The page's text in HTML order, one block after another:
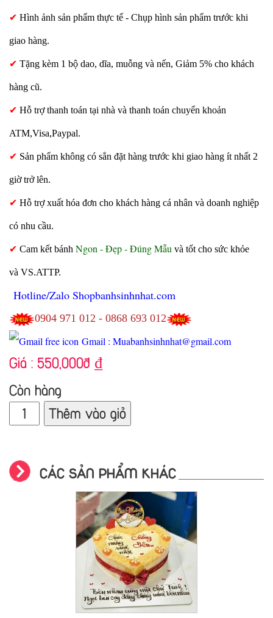
✔ Hình ảnh sản phẩm thực tế - Chụp hình sản phẩm trước khi
giao hàng.
✔ Tặng kèm 1 bộ dao, dĩa, muỗng và nến, Giảm 5% cho khách
hàng cũ.
✔ Hỗ trợ thanh toán tại nhà và thanh toán chuyển khoản
ATM,Visa,Paypal.
✔ Sản phẩm không có sẳn đặt hàng trước khi giao hàng ít nhất 2
giờ trở lên.
✔ Hỗ trợ xuất hóa đơn cho khách hàng cá nhân và doanh nghiệp
có nhu cầu.
✔ Cam kết bánh Ngon - Đẹp - Đúng Mẫu và tốt cho sức khỏe
và VS.ATTP.
Hotline/Zalo Shopbanhsinhnhat.com
0904 971 012 - 0868 693 012
Gmail : Muabanhsinhnhat@gmail.com
Giá : 550,000đ ₫
Còn hàng
Thêm vào giỏ
CÁC SẢN PHẨM KHÁC